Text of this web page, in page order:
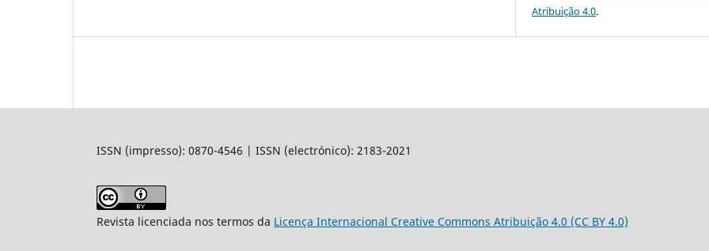
Atribuição 4.0.
ISSN (impresso): 0870-4546 | ISSN (electrónico): 2183-2021
Revista licenciada nos termos da Licença Internacional Creative Commons Atribuição 4.0 (CC BY 4.0)